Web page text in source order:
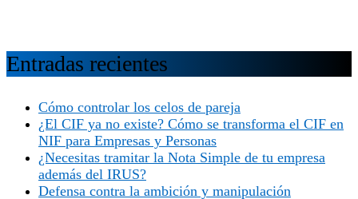
Entradas recientes
Cómo controlar los celos de pareja
¿El CIF ya no existe? Cómo se transforma el CIF en
NIF para Empresas y Personas
¿Necesitas tramitar la Nota Simple de tu empresa
además del IRUS?
Defensa contra la ambición y manipulación